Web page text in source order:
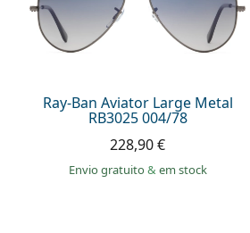
Ray-Ban Aviator Large Metal
RB3025 004/78
228,90 €
Envio gratuito& em stock